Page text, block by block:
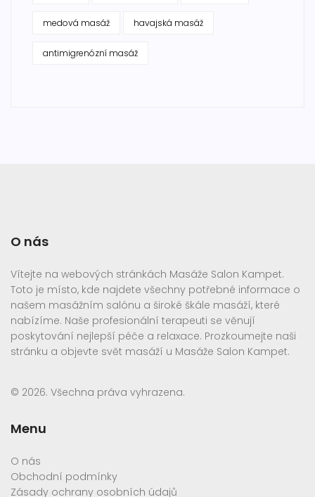
medová masáž havajská masáž
antimigrenózní masáž
O nás
Vítejte na webových stránkách Masáže Salon Kampet.
Toto je místo, kde najdete všechny potřebné informace o
našem masážním salónu a široké škále masáží, které
nabízíme. Naše profesionální terapeuti se věnují
poskytování nejlepší péče a relaxace. Prozkoumejte naši
stránku a objevte svět masáží u Masáže Salon Kampet.
© 2026. Všechna práva vyhrazena.
Menu
O nás
Obchodní podmínky
Zásady ochrany osobních údajů